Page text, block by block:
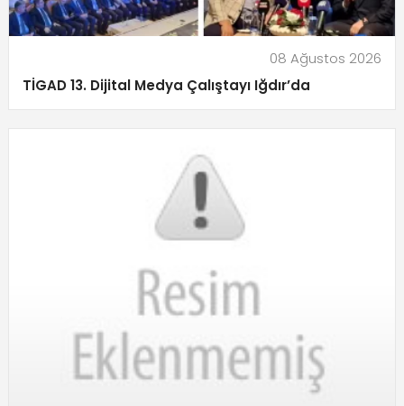
08 Ağustos 2026
TİGAD 13. Dijital Medya Çalıştayı Iğdır’da